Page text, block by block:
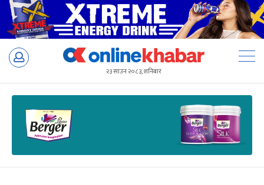
Skip
२३ साउन २०८३, शनिबार